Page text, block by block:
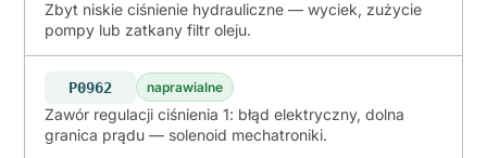
Zbyt niskie ciśnienie hydrauliczne — wyciek, zużycie
pompy lub zatkany filtr oleju.
P0962
Zawór regulacji ciśnienia 1: błąd elektryczny, dolna
granica prądu — solenoid mechatroniki.
naprawialne